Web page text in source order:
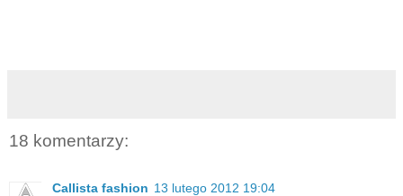
18 komentarzy:
Callista fashion 13 lutego 2012 19:04